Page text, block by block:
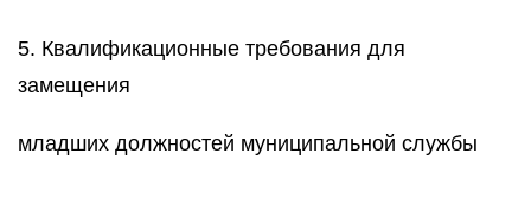
5. Квалификационные требования для
замещения
младших должностей муниципальной службы